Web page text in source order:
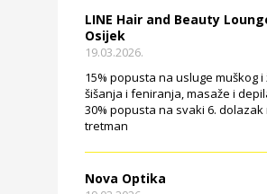
LINE Hair and Beauty
Osijek
19.03.2026.
15% popusta na usluge muškog
šišanja i feniranja, masaže i
30% popusta na svaki 6. dolazak
tretman
Nova Optika